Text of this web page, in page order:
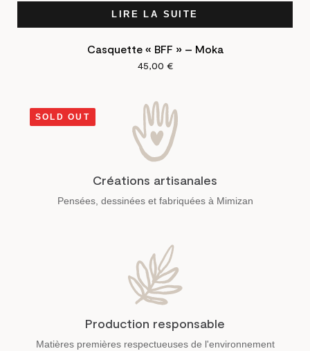
LIRE LA SUITE
Casquette « BFF » – Moka
45,00 €
SOLD OUT
Créations artisanales
Pensées, dessinées et fabriquées à Mimizan
Production responsable
Matières premières respectueuses de l'environnement